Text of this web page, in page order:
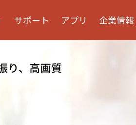
サポート アプリ 企業情報